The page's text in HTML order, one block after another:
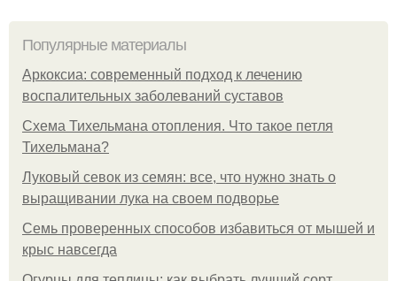
Популярные материалы
Аркоксиа: современный подход к лечению
воспалительных заболеваний суставов
Схема Тихельмана отопления. Что такое петля
Тихельмана?
Луковый севок из семян: все, что нужно знать о
выращивании лука на своем подворье
Семь проверенных способов избавиться от мышей и
крыс навсегда